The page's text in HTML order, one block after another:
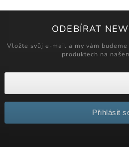
ODEBÍRAT
Vložte svůj e-mail a my vám
produktech na
Přihlásit